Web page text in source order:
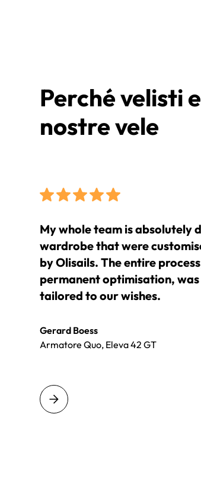
Perché velisti
nostre vele
My whole team is absolutely
wardrobe that were
by Olisails. The entire
permanent optimisation,
tailored to our wishes.
Gerard Boess
Armatore Quo, Eleva 42 GT